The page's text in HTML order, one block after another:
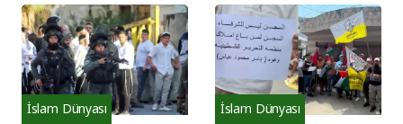
İslam Dünyası İslam Dünyası